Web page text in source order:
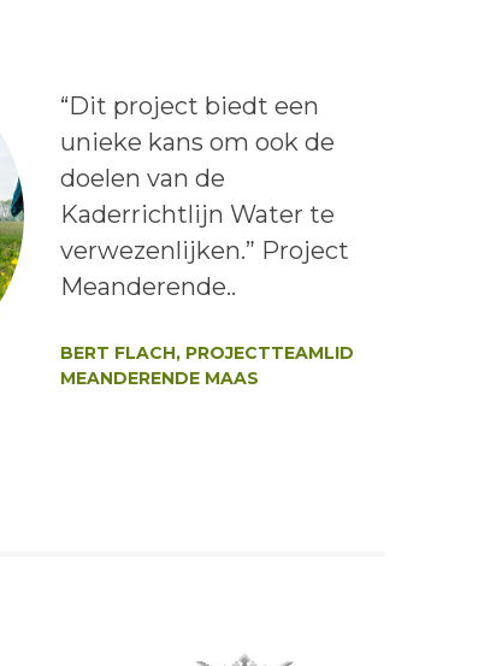
Lees het bericht:
“Dit project biedt een
unieke kans om ook de
doelen van de
Kaderrichtlijn Water te
verwezenlijken.” Project
Meanderende..
BERT FLACH, PROJECTTEAMLID
MEANDERENDE MAAS